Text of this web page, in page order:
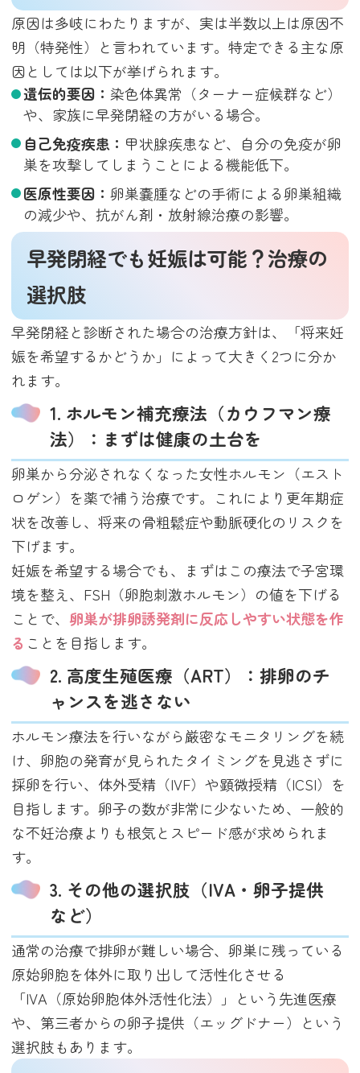
原因は多岐にわたりますが、実は半数以上は原因不
明（特発性）と言われています。特定できる主な原
因としては以下が挙げられます。
遺伝的要因： 染色体異常（ターナー症候群など）
や、家族に早発閉経の方がいる場合。
自己免疫疾患： 甲状腺疾患など、自分の免疫が卵
巣を攻撃してしまうことによる機能低下。
医原性要因： 卵巣嚢腫などの手術による卵巣組織
の減少や、抗がん剤・放射線治療の影響。
早発閉経でも妊娠は可能？治療の
選択肢
早発閉経と診断された場合の治療方針は、「将来妊
娠を希望するかどうか」によって大きく2つに分か
れます。
1. ホルモン補充療法（カウフマン療
法）：まずは健康の土台を
卵巣から分泌されなくなった女性ホルモン（エスト
ロゲン）を薬で補う治療です。これにより更年期症
状を改善し、将来の骨粗鬆症や動脈硬化のリスクを
下げます。
妊娠を希望する場合でも、まずはこの療法で子宮環
境を整え、FSH（卵胞刺激ホルモン）の値を下げる
ことで、卵巣が排卵誘発剤に反応しやすい状態を作
る ことを目指します。
2. 高度生殖医療（ART）：排卵のチ
ャンスを逃さない
ホルモン療法を行いながら厳密なモニタリングを続
け、卵胞の発育が見られたタイミングを見逃さずに
採卵を行い、体外受精（IVF）や顕微授精（ICSI）を
目指します。卵子の数が非常に少ないため、一般的
な不妊治療よりも根気とスピード感が求められま
す。
3. その他の選択肢（IVA・卵子提供
など）
通常の治療で排卵が難しい場合、卵巣に残っている
原始卵胞を体外に取り出して活性化させる
「IVA（原始卵胞体外活性化法）」という先進医療
や、第三者からの卵子提供（エッグドナー）という
選択肢もあります。